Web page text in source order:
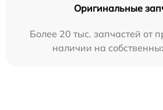
Оригинальные
Более 20 тыс. запчастей от
наличии на